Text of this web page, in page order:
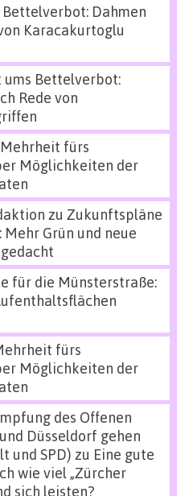
Dahmen
Karacakurtoglu
ums Bettelverbot:
Rede von
fürs
Möglichkeiten der
zu Zukunftspläne
Grün und neue
für die Münsterstraße:
fürs
Möglichkeiten der
des Offenen
Düsseldorf gehen
und SPD) zu Eine gute
wie viel „Zürcher
sich leisten?